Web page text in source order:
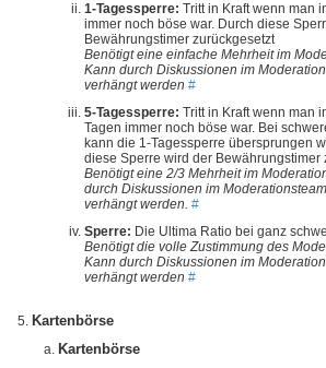
1-Tagessperre: Tritt in Kraft wenn man
immer noch böse war. Durch diese
Bewährungstimer zurückgesetzt
Benötigt eine einfache Mehrheit im
Kann durch Diskussionen im
verhängt werden #
5-Tagessperre: Tritt in Kraft wenn man
Tagen immer noch böse war. Bei
kann die 1-Tagessperre übersprungen
diese Sperre wird der Bewährungstimer
Benötigt eine 2/3 Mehrheit im
durch Diskussionen im
verhängt werden. #
Sperre: Die Ultima Ratio bei ganz
Benötigt die volle Zustimmung des
Kann durch Diskussionen im
verhängt werden #
Kartenbörse
Kartenbörse